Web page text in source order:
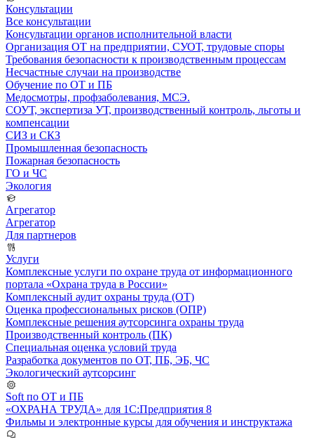
Консультации
Все консультации
Консультации органов исполнительной власти
Организация ОТ на предприятии, СУОТ, трудовые споры
Требования безопасности к производственным процессам
Несчастные случаи на производстве
Обучение по ОТ и ПБ
Медосмотры, профзаболевания, МСЭ.
СОУТ, экспертиза УТ, производственный контроль, льготы и
компенсации
СИЗ и СКЗ
Промышленная безопасность
Пожарная безопасность
ГО и ЧС
Экология
Агрегатор
Агрегатор
Для партнеров
Услуги
Комплексные услуги по охране труда от информационного
портала «Охрана труда в России»
Комплексный аудит охраны труда (ОТ)
Оценка профессиональных рисков (ОПР)
Комплексные решения аутсорсинга охраны труда
Производственный контроль (ПК)
Специальная оценка условий труда
Разработка документов по ОТ, ПБ, ЭБ, ЧС
Экологический аутсорсинг
Soft по ОТ и ПБ
«ОХРАНА ТРУДА» для 1С:Предприятия 8
Фильмы и электронные курсы для обучения и инструктажа